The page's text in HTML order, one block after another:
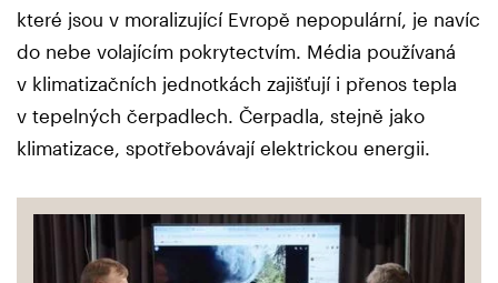
které jsou v moralizující Evropě nepopulární, je navíc
do nebe volajícím pokrytectvím. Média používaná
v klimatizačních jednotkách zajišťují i přenos tepla
v tepelných čerpadlech. Čerpadla, stejně jako
klimatizace, spotřebovávají elektrickou energii.